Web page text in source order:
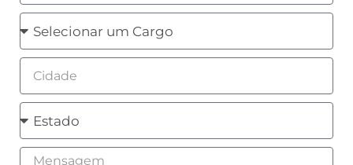
Cargo
Cidade
Estado
Mensagem